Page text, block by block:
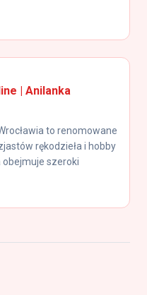
| Anilanka
to renomowane
rękodzieła i hobby
obejmuje szeroki